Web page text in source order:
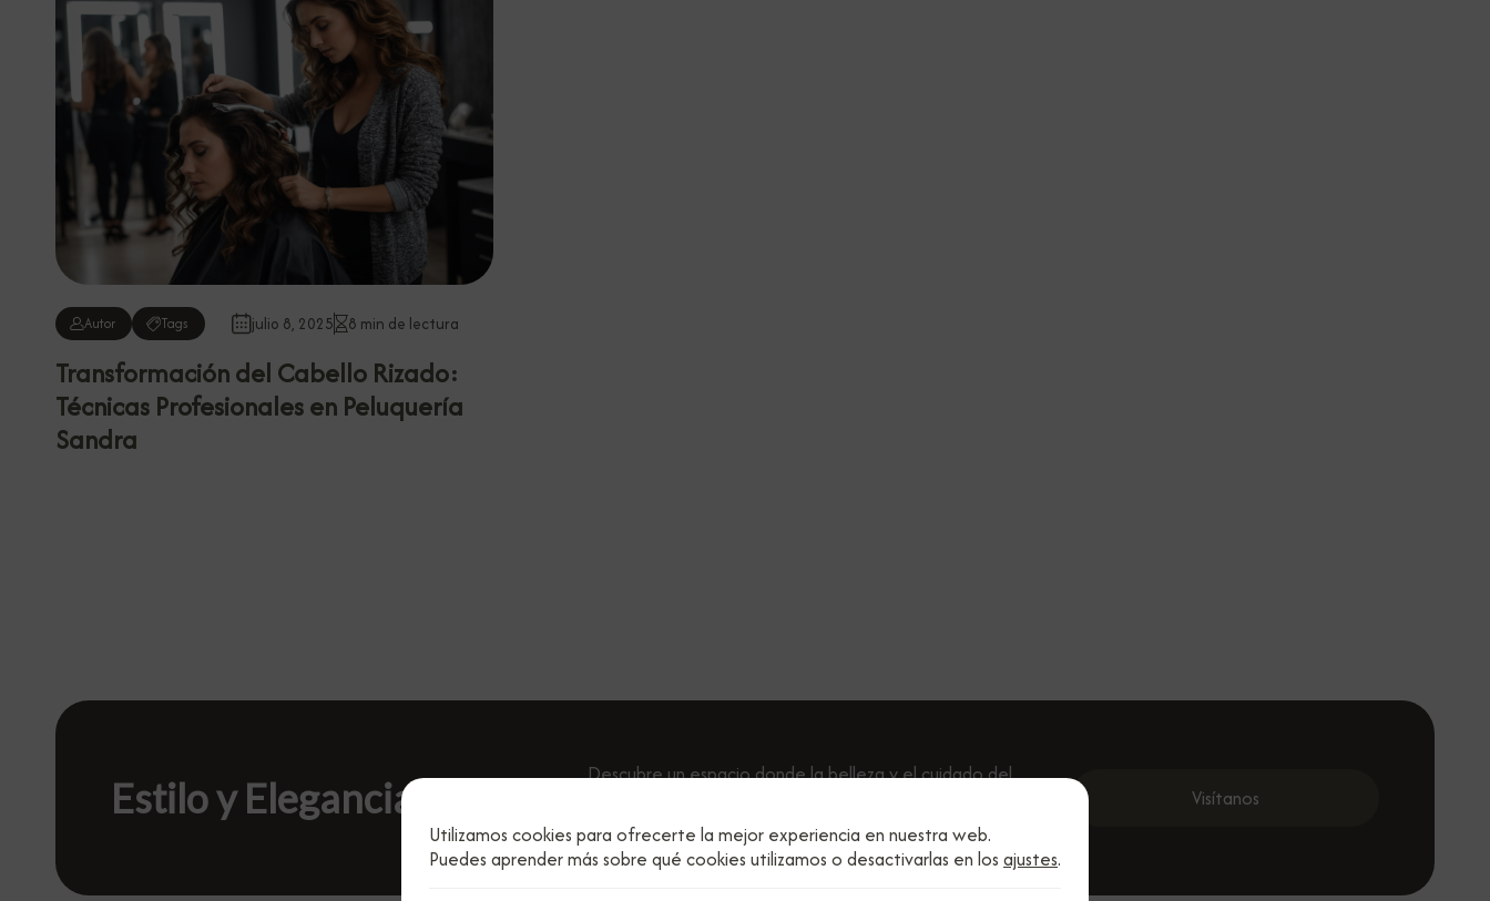
Autor Tags julio 8, 2025 8 min de lectura
Transformación del Cabello Rizado:
Técnicas Profesionales en Peluquería
Sandra
Estilo y Elegancia
Descubre un espacio donde la belleza y el cuidado del
peinado está diseñado para resaltar tu estilo personal.
Visítanos
Utilizamos cookies para ofrecerte la mejor experiencia en nuestra web.
Puedes aprender más sobre qué cookies utilizamos o desactivarlas en los ajustes.